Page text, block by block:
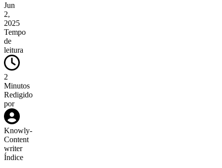
Jun
2,
2025
Tempo
de
leitura
2
Minutos
Redigido
por
Knowly-
Content
writer
Índice